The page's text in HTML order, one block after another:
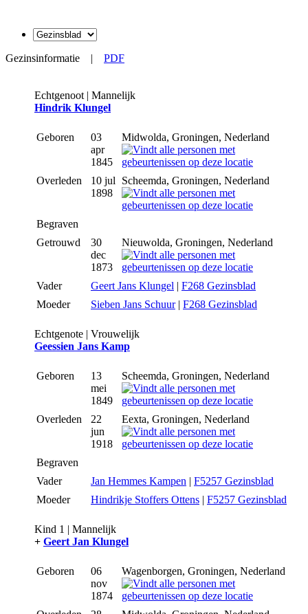
Gezinsinformatie | PDF
Echtgenoot | Mannelijk
Hindrik Klungel
Geboren
03
apr
1845
Midwolda, Groningen, Nederland
Overleden
10 jul
1898
Scheemda, Groningen, Nederland
Begraven
Getrouwd
30
dec
1873
Nieuwolda, Groningen, Nederland
Vader Geert Jans Klungel | F268 Gezinsblad
Moeder
Sieben Jans Schuur| F268 Gezinsblad
Echtgenote | Vrouwelijk
Geessien Jans Kamp
Geboren
13
mei
1849
Scheemda, Groningen, Nederland
Overleden
22
jun
1918
Eexta, Groningen, Nederland
Begraven
Vader
Jan Hemmes Kampen | F5257 Gezinsblad
Moeder
Hindrikje Stoffers Ottens | F5257 Gezinsblad
Kind 1 | Mannelijk
+ Geert Jan Klungel
Geboren
06
nov
1874
Wagenborgen, Groningen, Nederland